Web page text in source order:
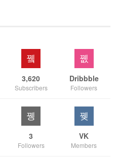
3,620
Subscribers
Dribbble
Followers
3
Followers
VK
Members